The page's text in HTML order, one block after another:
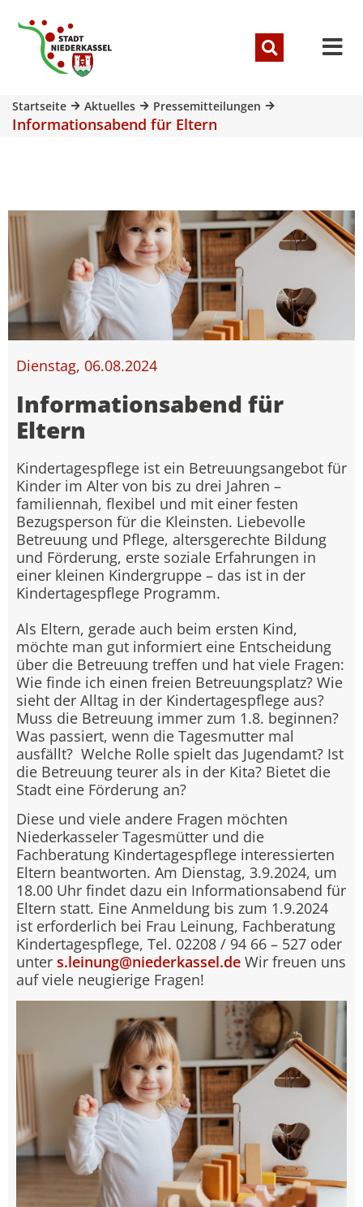
Startseite Aktuelles Pressemitteilungen
Informationsabend für Eltern
Dienstag, 06.08.2024
Informationsabend für
Eltern
Kindertagespflege ist ein Betreuungsangebot für
Kinder im Alter von bis zu drei Jahren –
familiennah, flexibel und mit einer festen
Bezugsperson für die Kleinsten. Liebevolle
Betreuung und Pflege, altersgerechte Bildung
und Förderung, erste soziale Erfahrungen in
einer kleinen Kindergruppe – das ist in der
Kindertagespflege Programm.
Als Eltern, gerade auch beim ersten Kind,
möchte man gut informiert eine Entscheidung
über die Betreuung treffen und hat viele Fragen:
Wie finde ich einen freien Betreuungsplatz? Wie
sieht der Alltag in der Kindertagespflege aus?
Muss die Betreuung immer zum 1.8. beginnen?
Was passiert, wenn die Tagesmutter mal
ausfällt? Welche Rolle spielt das Jugendamt? Ist
die Betreuung teurer als in der Kita? Bietet die
Stadt eine Förderung an?
Diese und viele andere Fragen möchten
Niederkasseler Tagesmütter und die
Fachberatung Kindertagespflege interessierten
Eltern beantworten. Am Dienstag, 3.9.2024, um
18.00 Uhr findet dazu ein Informationsabend für
Eltern statt. Eine Anmeldung bis zum 1.9.2024
ist erforderlich bei Frau Leinung, Fachberatung
Kindertagespflege, Tel. 02208 / 94 66 – 527 oder
unter s.leinung@niederkassel.de Wir freuen uns
auf viele neugierige Fragen!